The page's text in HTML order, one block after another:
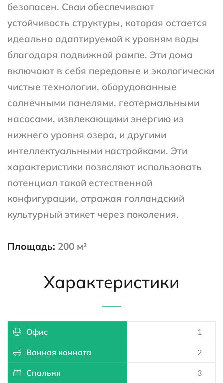
безопасен. Сваи обеспечивают
устойчивость структуры, которая остается
идеально адаптируемой к уровням воды
благодаря подвижной рампе. Эти дома
включают в себя передовые и экологически
чистые технологии, оборудованные
солнечными панелями, геотермальными
насосами, извлекающими энергию из
нижнего уровня озера, и другими
интеллектуальными настройками. Эти
характеристики позволяют использовать
потенциал такой естественной
конфигурации, отражая голландский
культурный этикет через поколения.
Площадь: 200 м²
Характеристики
Офис 1
Ванная комната 2
Спальня 3